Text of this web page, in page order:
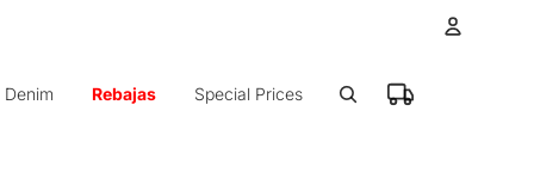
Denim Rebajas Special Prices